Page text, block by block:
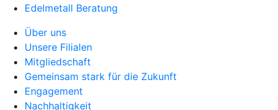
Edelmetall Beratung
Über uns
Unsere Filialen
Mitgliedschaft
Gemeinsam stark für die Zukunft
Engagement
Nachhaltigkeit